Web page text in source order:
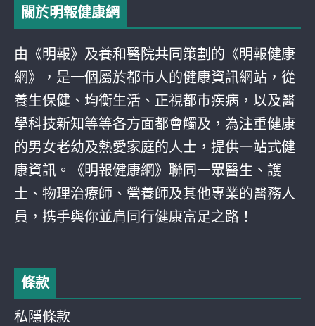
關於明報健康網
由《明報》及養和醫院共同策劃的《明報健康
網》，是一個屬於都巿人的健康資訊網站，從
養生保健、均衡生活、正視都巿疾病，以及醫
學科技新知等等各方面都會觸及，為注重健康
的男女老幼及熱愛家庭的人士，提供一站式健
康資訊。《明報健康網》聯同一眾醫生、護
士、物理治療師、營養師及其他專業的醫務人
員，携手與你並肩同行健康富足之路！
條款
私隱條款